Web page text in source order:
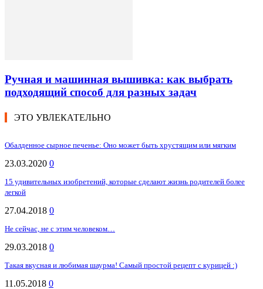
Ручная и машинная вышивка: как выбрать
подходящий способ для разных задач
ЭТО УВЛЕКАТЕЛЬНО
Обалденное сырное печенье: Оно может быть хрустящим или мягким
23.03.2020 0
15 удивительных изобретений, которые сделают жизнь родителей более
легкой
27.04.2018 0
Не сейчас, не с этим человеком…
29.03.2018 0
Такая вкусная и любимая шаурма! Самый простой рецепт с курицей :)
11.05.2018 0